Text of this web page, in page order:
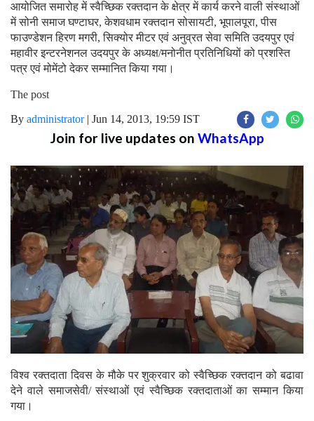
आयोजित समारोह में स्वैच्छिक रक्तदान के क्षेत्र में कार्य करने वाली संस्थाओं
में सोनी समाज घण्टाघर, केशवधाम रक्तदान सोसायटी, भूपालपूरा, पीस
फाउण्डेशन हिरण मगरी, सिक्योर मीटर एवं अनुव्रत सेवा समिति उदयपुर एवं
महावीर इन्टरनेशनल उदयपुर के अध्यक्ष/मनोनीत प्रतिनिधियों को प्रशस्ति
पत्र एवं मोमेंटो देकर सम्मानित किया गया।
The post
By administrator| Jun 14, 2013, 19:59 IST
Join for live updates on WhatsApp
विश्व रक्तदाता दिवस के मौके पर शुक्रवार को स्वैच्छिक रक्तदान को बढावा
देने वाले समाजसेवी/ संस्थाओं एवं स्वैच्छिक रक्तदाताओं का सम्मान किया
गया।